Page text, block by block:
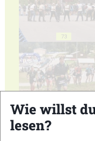
73
75
Wie willst
lesen?